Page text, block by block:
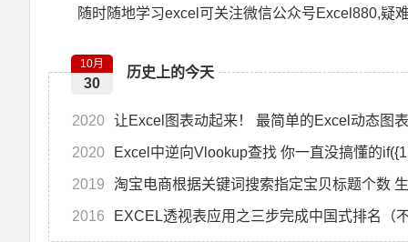
随时随地学习excel可关注微信公众号Excel880,疑
历史上的今天
10月
30
2020 让Excel图表动起来！ 最简单的Excel动态图
2020 Excel中逆向Vlookup查找 你一直没搞懂的
2019
2016 EXCEL透视表应用之三步完成中国式排名（
Excel VBA超级拼音输入提示组件V3.2 兼容单元格+控件+窗体 郑广学 VBA 拼音输入提示